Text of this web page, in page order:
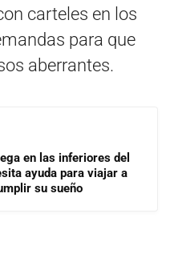
carteles en los
para que
aberrantes.
en las inferiores del
ayuda para viajar a
su sueño